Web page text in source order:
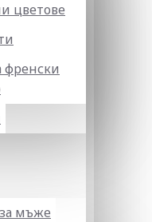
цветове
френски
мъже